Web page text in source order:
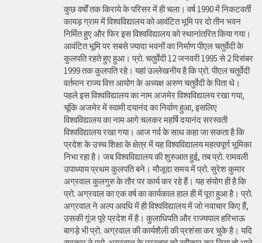
कुछ वर्षों तक किराये के परिसर में ही चला। वर्ष 1990 में निकटवर्ती
कायड़ ग्राम में विश्वविद्यालय को आवंटित भूमि पर दो तीन भवन
निर्मित हुए और फिर इस विश्वविद्यालय को स्थानांतरित किया गया।
आवंटित भूमि पर सबसे ज्यादा भवनों का निर्माण पीएल चतुर्वेदी के
कुलपति रहते हुए हुआ। प्रो. चतुर्वेदी 12 जनवरी 1995 से 2 दिसंबर
1999 तक कुलपति रहे। यहां उल्लेखनीय है कि प्रो. पीएल चतुर्वेदी
वर्तमान राज्य वित्त आयोग के अध्यक्ष अरुण चतुर्वेदी के पिता थे।
पहले इस विश्वविद्यालय का नाम अजमेर विश्वविद्यालय रखा गया,
चूंकि अजमेर में स्वामी दयानंद का निर्वाण हुआ, इसलिए
विश्वविद्यालय का नाम आगे चलकर महर्षि दयानंद सरस्वती
विश्वविद्यालय रखा गया। आज गर्व के साथ कहा जा सकता है कि
प्रदेश के उच्च शिक्षा के क्षेत्र में यह विश्वविद्यालय महत्वपूर्ण भूमिका
निभा रहा है। जब विश्वविद्यालय की शुरुआत हुई, तब प्रो. रामवली
उपाध्याय प्रथम कुलपति बने। मौजूदा समय में प्रो. सुरेश कुमार
अग्रवाल कुलगुरु के तौर पर कार्य कर रहे हैं। यह संयोग ही है कि
प्रो. अग्रवाल का एक वर्ष का कार्यकाल हाल ही में पूरा हुआ है। प्रो.
अग्रवाल ने अल्प अवधि में ही विश्वविद्यालय में जो नवाचार किए हैं,
उसकी गूंज पूरे प्रदेश में है। कुलाधिपति और राज्यपाल हरिभाऊ
बागड़े भी प्रो. अग्रवाल की कार्यशैली की प्रशंसा कर चुके है। यदि